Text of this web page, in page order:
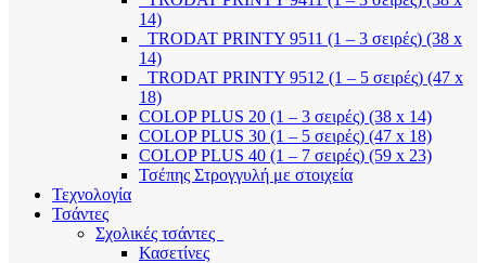
14)
TRODAT PRINTY 9511 (1 – 3 σειρές) (38 x
14)
TRODAT PRINTY 9512 (1 – 5 σειρές) (47 x
18)
COLOP PLUS 20 (1 – 3 σειρές) (38 x 14)
COLOP PLUS 30 (1 – 5 σειρές) (47 x 18)
COLOP PLUS 40 (1 – 7 σειρές) (59 x 23)
Τσέπης Στρογγυλή με στοιχεία
Τεχνολογία
Τσάντες
Σχολικές τσάντες
Κασετίνες